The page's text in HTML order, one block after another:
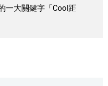
一大關鍵字「Cool距